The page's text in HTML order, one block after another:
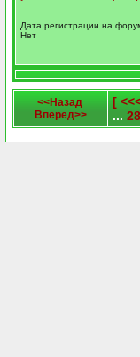
Дата регистрации на
Нет
<<Назад
Вперед>>
[
... 28